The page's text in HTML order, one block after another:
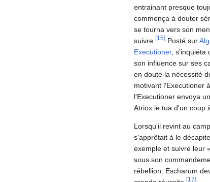
entrainant presque
commença à douter
se tourna vers son
suivre. [15] Posté sur
Executioner, s'inquiéta
son influence sur ses
en doute la nécessité
motivant l'Executioner
l'Executioner envoya
Atriox le tua d'un coup
Lorsqu'il revint au
s'apprêtait à le
exemple et suivre leur
sous son
rébellion. Escharum
[17]